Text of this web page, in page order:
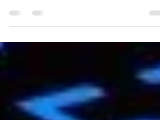
utilizadores muita flexibilidade na definição